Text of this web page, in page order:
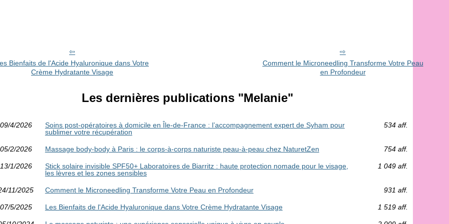
Bienfaits de l'Acide Hyaluronique dans Votre
Crème Hydratante Visage
Comment le Microneedling Transforme Votre Peau
en Profondeur
Les dernières publications "Melanie"
09/4/2026
Soins post-opératoires à domicile en Île-de-France : l’accompagnement expert de Syham pour
sublimer votre récupération
534 aff.
05/2/2026 Massage body-body à Paris : le corps-à-corps naturiste peau-à-peau chez NaturetZen 754 aff.
13/1/2026
Stick solaire invisible SPF50+ Laboratoires de Biarritz : haute protection nomade pour le visage,
les lèvres et les zones sensibles
1 049 aff.
11/2025 Comment le Microneedling Transforme Votre Peau en Profondeur 931 aff.
07/5/2025 Les Bienfaits de l'Acide Hyaluronique dans Votre Crème Hydratante Visage 1 519 aff.